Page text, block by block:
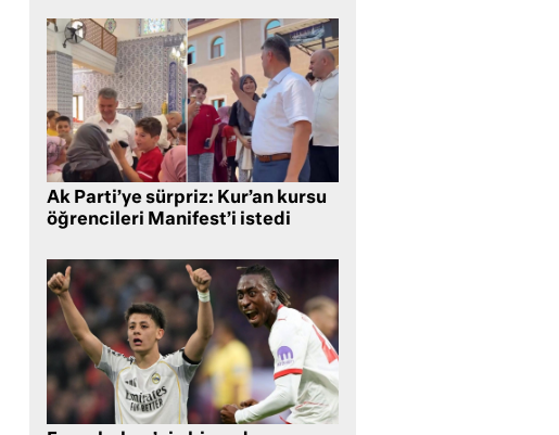
Ak Parti’ye sürpriz: Kur’an kursu
öğrencileri Manifest’i istedi